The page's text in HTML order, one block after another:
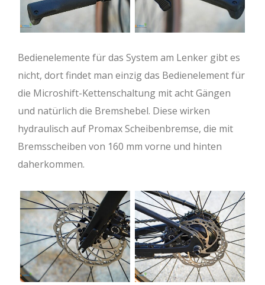
Bedienelemente für das System am Lenker gibt es
nicht, dort findet man einzig das Bedienelement für
die Microshift-Kettenschaltung mit acht Gängen
und natürlich die Bremshebel. Diese wirken
hydraulisch auf Promax Scheibenbremse, die mit
Bremsscheiben von 160 mm vorne und hinten
daherkommen.